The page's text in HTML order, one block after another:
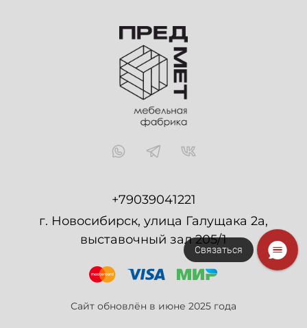
+79039041221
г. Новосибирск, улица Галущака 2а,
выставочный зал 205/1
Сайт обновлён в июне 2025 года
Связаться